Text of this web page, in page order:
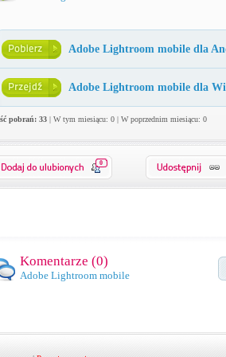
Adobe Lightroom mobile dla
Adobe Lightroom mobile dla
pobrań: 33| W tym miesiącu: 0 | W poprzednim miesiącu: 0
0
Komentarze (0)
Adobe Lightroom mobile